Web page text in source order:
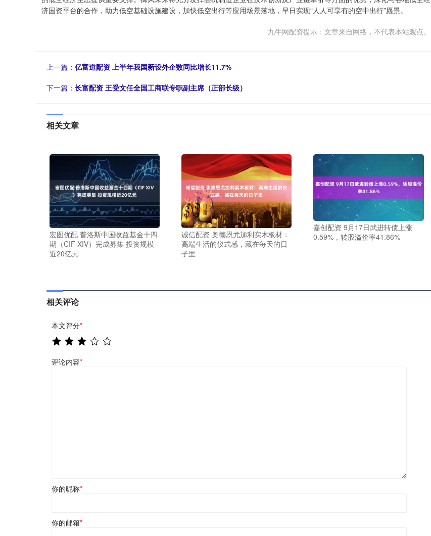
济国资平台的合作，助力低空基础设施建设，加快低空出行等应用场景落地，早日实现“人人可享有的空中出行”愿景。
九牛网配资提示：文章来自网络，不代表本站观点。
上一篇： 亿富道配资 上半年我国新设外企数同比增长11.7%
下一篇： 长富配资 王受文任全国工商联专职副主席（正部长级）
相关文章
宏图优配 普洛斯中国收益基金十四
期（CIF XIV）完成募集 投资规模
近20亿元
诚信配资 奥德恩尤加利实木板材：
高端生活的仪式感，藏在每天的日
子里
嘉创配资 9月17日武进转债上涨
0.59%，转股溢价率41.86%
相关评论
本文评分*
评论内容*
你的昵称*
你的邮箱*